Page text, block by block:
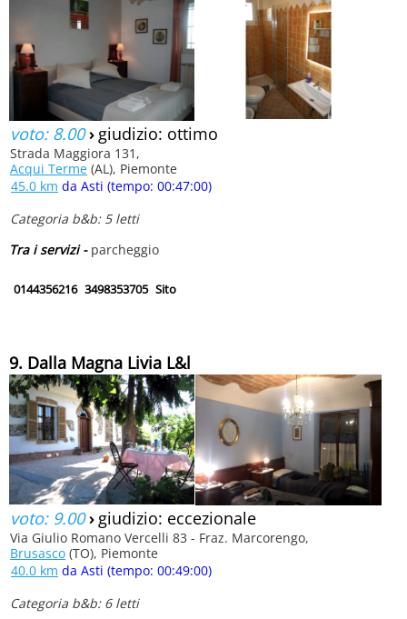
voto: 8.00› giudizio: ottimo
Strada Maggiora 131,
Acqui Terme (AL), Piemonte
45.0 km da Asti (tempo: 00:47:00)
Categoria b&b: 5 letti
Tra i servizi - parcheggio
0144356216 3498353705 Sito
9. Dalla Magna Livia L&l
voto: 9.00› giudizio: eccezionale
Via Giulio Romano Vercelli 83 - Fraz. Marcorengo,
Brusasco (TO), Piemonte
40.0 km da Asti (tempo: 00:49:00)
Categoria b&b: 6 letti